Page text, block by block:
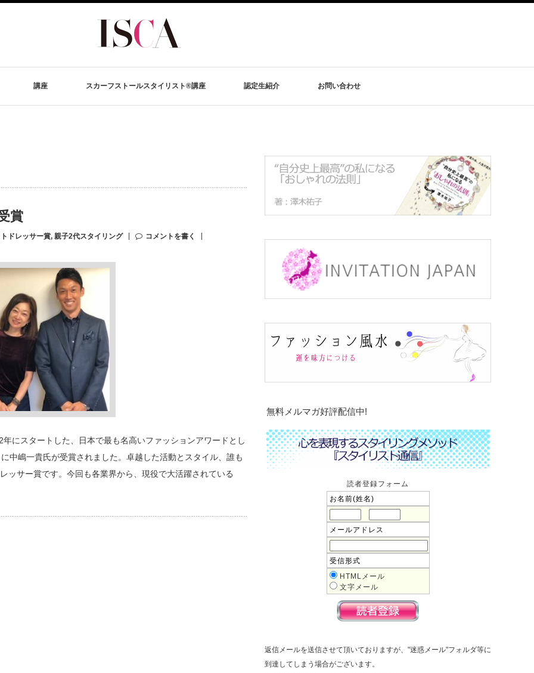
講座 スカーフストールスタイリスト®講座 認定生紹介 お問い合わせ
賞
ドレッサー賞, 親子2代スタイリング
コメントを書く
にスタートした、日本で最も名高いファッションアワードとし
中嶋一貴氏が受賞されました。卓越した活動とスタイル、誰も
ッサー賞です。今回も各業界から、現役で大活躍されている
無料メルマガ好評配信中!
読者登録フォーム
お名前(姓名)
メールアドレス
受信形式
HTMLメール
文字メール
返信メールを送信させて頂いておりますが、"迷惑メール"フォルダ等に
到達してしまう場合がございます。